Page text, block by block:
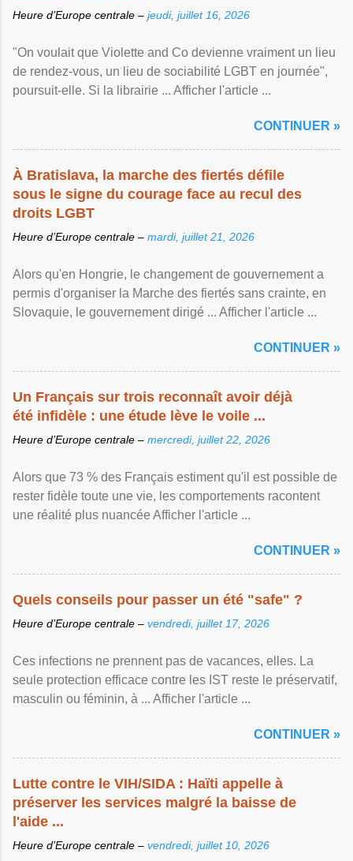
Heure d’Europe centrale – jeudi, juillet 16, 2026
"On voulait que Violette and Co devienne vraiment un lieu
de rendez-vous, un lieu de sociabilité LGBT en journée",
poursuit-elle. Si la librairie ... Afficher l'article ...
CONTINUER »
À Bratislava, la marche des fiertés défile
sous le signe du courage face au recul des
droits LGBT
Heure d’Europe centrale – mardi, juillet 21, 2026
Alors qu'en Hongrie, le changement de gouvernement a
permis d'organiser la Marche des fiertés sans crainte, en
Slovaquie, le gouvernement dirigé ... Afficher l'article ...
CONTINUER »
Un Français sur trois reconnaît avoir déjà
été infidèle : une étude lève le voile ...
Heure d’Europe centrale – mercredi, juillet 22, 2026
Alors que 73 % des Français estiment qu'il est possible de
rester fidèle toute une vie, les comportements racontent
une réalité plus nuancée Afficher l'article ...
CONTINUER »
Quels conseils pour passer un été "safe" ?
Heure d’Europe centrale – vendredi, juillet 17, 2026
Ces infections ne prennent pas de vacances, elles. La
seule protection efficace contre les IST reste le préservatif,
masculin ou féminin, à ... Afficher l'article ...
CONTINUER »
Lutte contre le VIH/SIDA : Haïti appelle à
préserver les services malgré la baisse de
l'aide ...
Heure d’Europe centrale – vendredi, juillet 10, 2026